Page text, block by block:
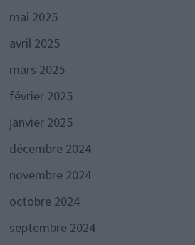
mai 2025
avril 2025
mars 2025
février 2025
janvier 2025
décembre 2024
novembre 2024
octobre 2024
septembre 2024